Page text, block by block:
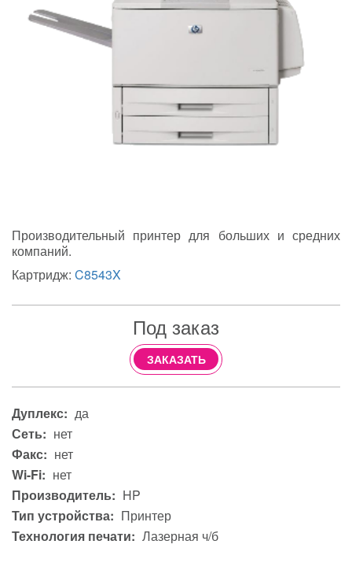
Производительный принтер для больших и средних
компаний.
Картридж: C8543X
Под заказ
ЗАКАЗАТЬ
Дуплекс: да
Сеть: нет
Факс: нет
Wi-Fi: нет
Производитель: HP
Тип устройства: Принтер
Технология печати: Лазерная ч/б